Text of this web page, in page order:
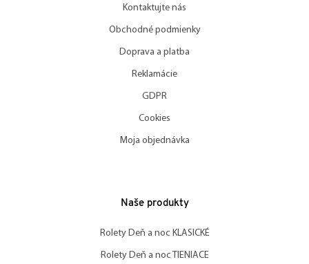
Kontaktujte nás
Obchodné podmienky
Doprava a platba
Reklamácie
GDPR
Cookies
Moja objednávka
Naše produkty
Rolety Deň a noc KLASICKÉ
Rolety Deň a noc TIENIACE